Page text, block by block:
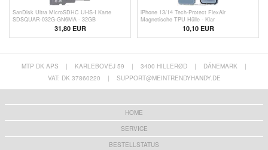
SanDisk Ultra MicroSDHC UHS-I Karte
SDSQUAR-032G-GN6MA - 32GB
31,80 EUR
iPhone 13/14 Tech-Protect FlexAir
Magnetische TPU Hülle - Klar
10,10 EUR
MTP DK APS | KARLEBOVEJ 59 | 3400 HILLERØD | DÄNEMARK
|
VAT: DK 37860220
| SUPPORT@MEINTRENDYHANDY.DE
HOME
SERVICE
BESTELLSTATUS